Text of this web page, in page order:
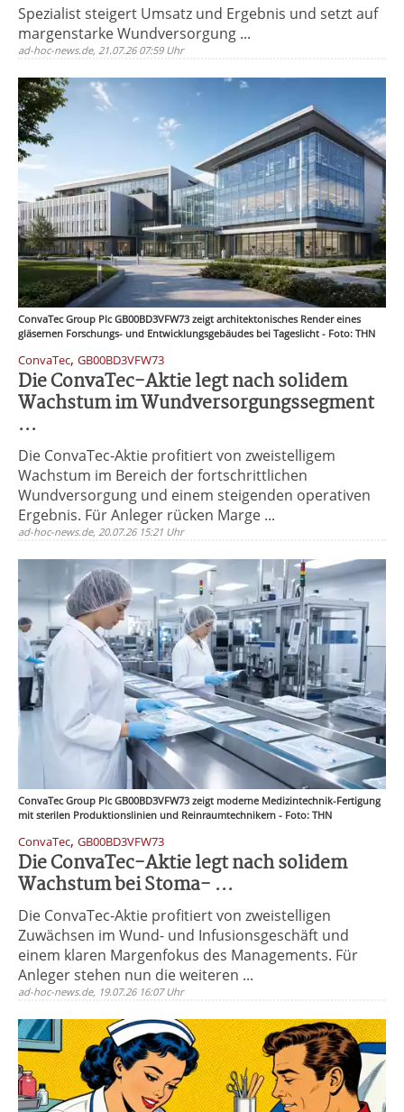
Spezialist steigert Umsatz und Ergebnis und setzt auf
margenstarke Wundversorgung ...
ad-hoc-news.de, 21.07.26 07:59 Uhr
ConvaTec Group Plc GB00BD3VFW73 zeigt architektonisches Render eines
gläsernen Forschungs- und Entwicklungsgebäudes bei Tageslicht - Foto: THN
ConvaTec, GB00BD3VFW73
Die ConvaTec-Aktie legt nach solidem
Wachstum im Wundversorgungssegment
...
Die ConvaTec-Aktie profitiert von zweistelligem
Wachstum im Bereich der fortschrittlichen
Wundversorgung und einem steigenden operativen
Ergebnis. Für Anleger rücken Marge ...
ad-hoc-news.de, 20.07.26 15:21 Uhr
ConvaTec Group Plc GB00BD3VFW73 zeigt moderne Medizintechnik-Fertigung
mit sterilen Produktionslinien und Reinraumtechnikern - Foto: THN
ConvaTec, GB00BD3VFW73
Die ConvaTec-Aktie legt nach solidem
Wachstum bei Stoma- ...
Die ConvaTec-Aktie profitiert von zweistelligen
Zuwächsen im Wund- und Infusionsgeschäft und
einem klaren Margenfokus des Managements. Für
Anleger stehen nun die weiteren ...
ad-hoc-news.de, 19.07.26 16:07 Uhr